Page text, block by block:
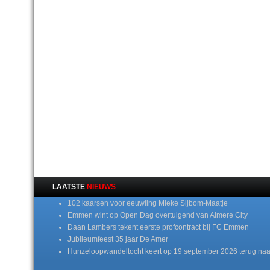
LAATSTE NIEUWS
102 kaarsen voor eeuwling Mieke Sijbom-Maatje
Emmen wint op Open Dag overtuigend van Almere City
Daan Lambers tekent eerste profcontract bij FC Emmen
Jubileumfeest 35 jaar De Amer
Hunzeloopwandeltocht keert op 19 september 2026 terug